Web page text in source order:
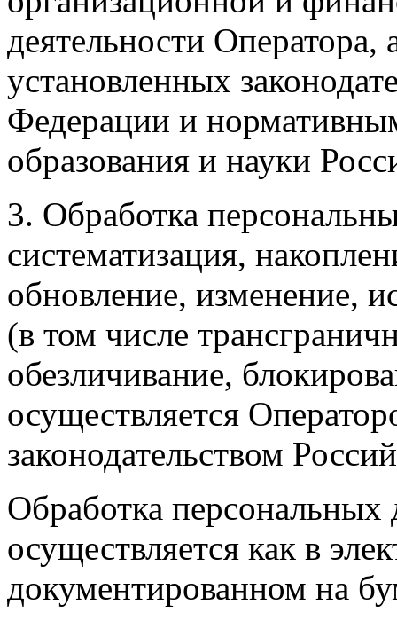
деятельности Оператора,
установленных
Федерации и
образования и науки
3. Обработка
систематизация,
обновление, изменение,
(в том числе
обезличивание,
осуществляется
законодательством
Обработка персональных
осуществляется как в
документированном на